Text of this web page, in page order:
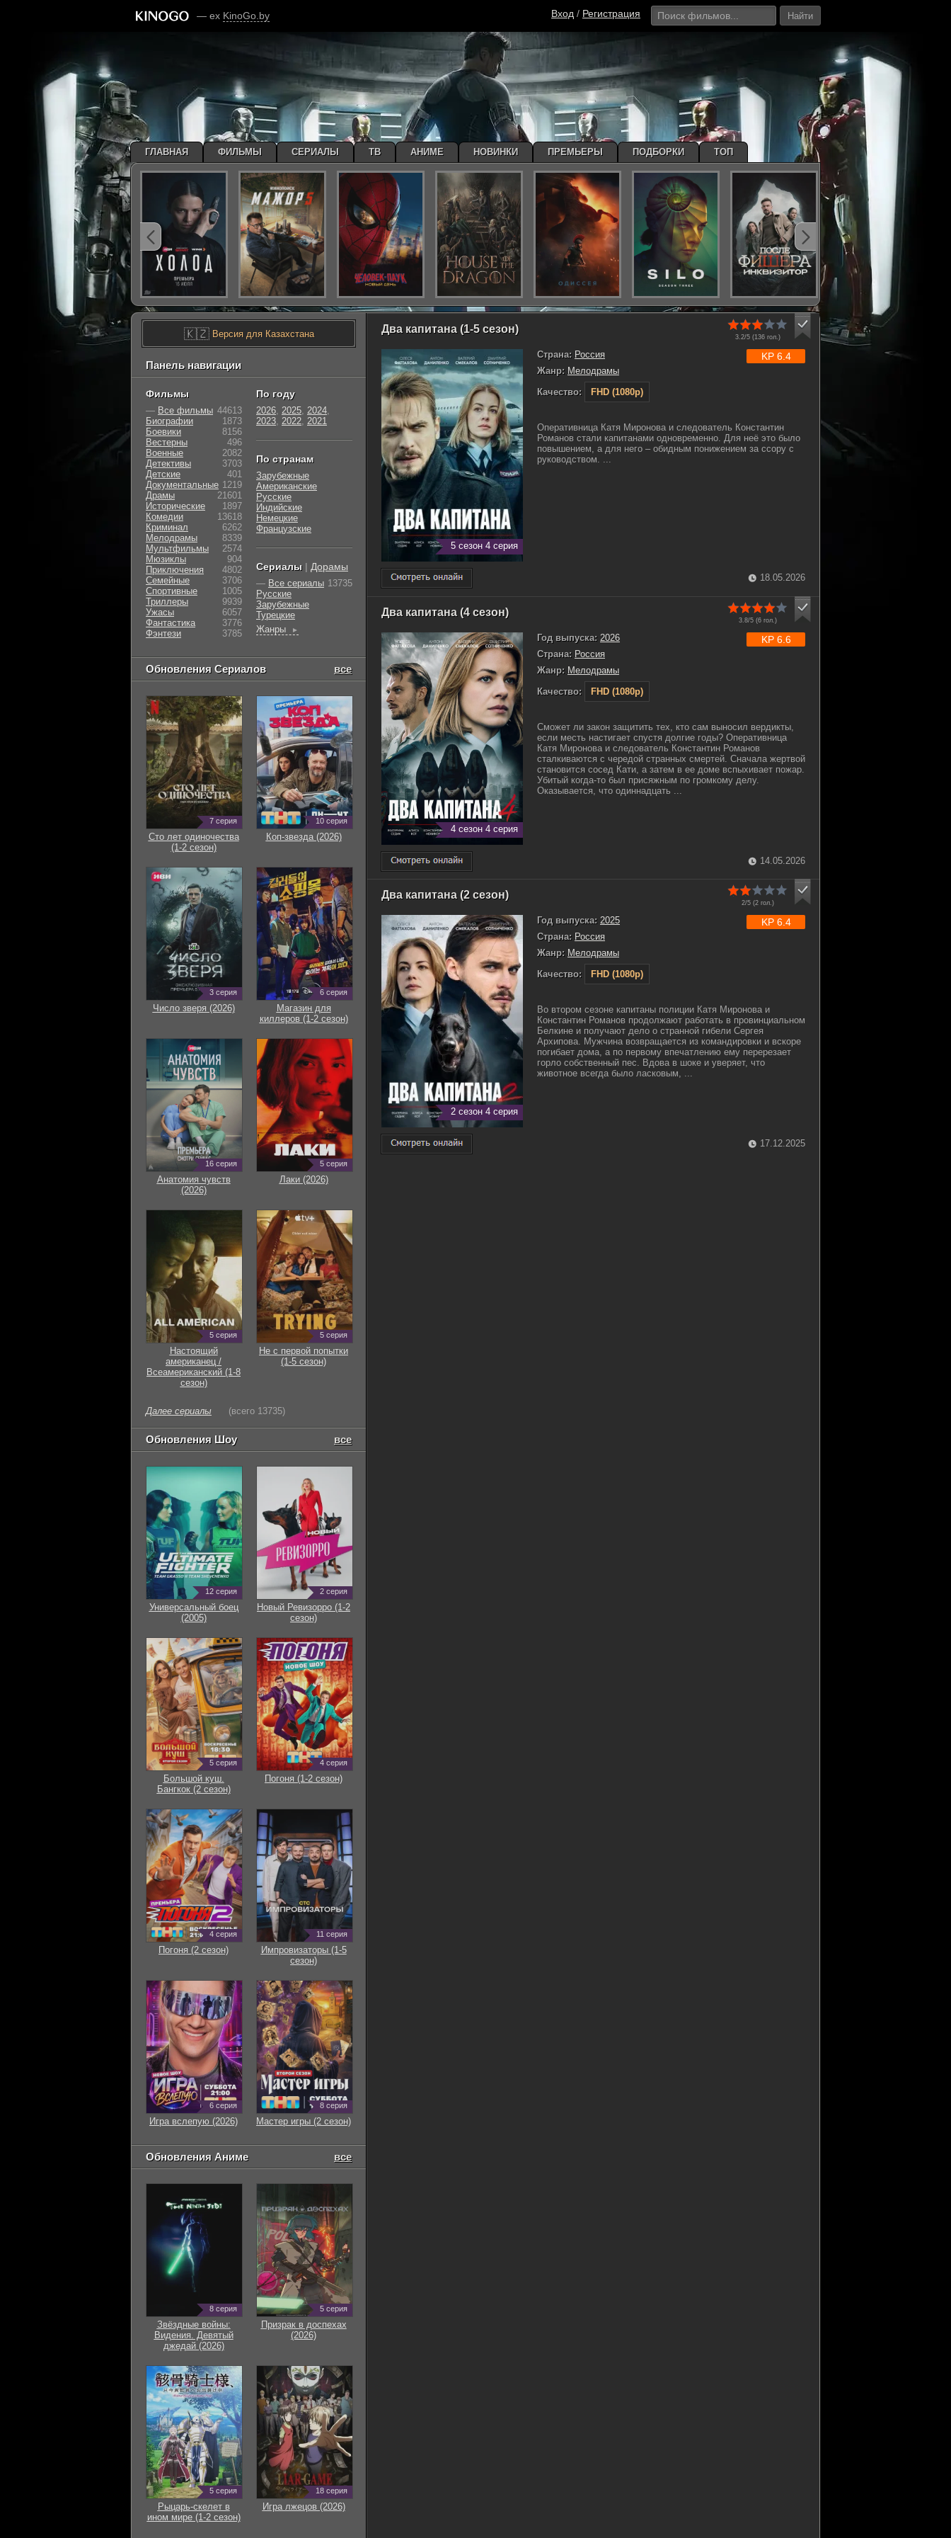
— ex KinoGo.by Вход / Регистрация Найти
Два капитана (1-5 сезон)
3.2/5 (136гол.)
5 сезон 4 серия
Страна: Россия
Жанр: Мелодрамы
Качество:
FHD (1080p)
KP 6.4
Оперативница Катя Миронова и следователь Константин
Романов стали капитанами одновременно. Для неё это было
повышением, а для него – обидным понижением за ссору с
руководством. ...
18.05.2026
Два капитана (4 сезон)
3.8/5 (6гол.)
4 сезон 4 серия
Год выпуска: 2026
Страна: Россия
Жанр: Мелодрамы
Качество:
FHD (1080p)
KP 6.6
Сможет ли закон защитить тех, кто сам выносил вердикты,
если месть настигает спустя долгие годы? Оперативница
Катя Миронова и следователь Константин Романов
сталкиваются с чередой странных смертей. Сначала жертвой
становится сосед Кати, а затем в ее доме вспыхивает пожар.
Убитый когда-то был присяжным по громкому делу.
Оказывается, что одиннадцать ...
14.05.2026
Два капитана (2 сезон)
2/5 (2гол.)
2 сезон 4 серия
Год выпуска: 2025
Страна: Россия
Жанр: Мелодрамы
Качество:
FHD (1080p)
KP 6.4
Во втором сезоне капитаны полиции Катя Миронова и
Константин Романов продолжают работать в провинциальном
Белкине и получают дело о странной гибели Сергея
Архипова. Мужчина возвращается из командировки и вскоре
погибает дома, а по первому впечатлению ему перерезает
горло собственный пес. Вдова в шоке и уверяет, что
животное всегда было ласковым, ...
17.12.2025
🇰🇿Версия для Казахстана
Панель навигации
Фильмы
— Все фильмы 44613
Биографии
1873
Боевики
8156
Вестерны
496
Военные
2082
Детективы
3703
Детские
401
Документальные 1219
Драмы
21601
Исторические
1897
Комедии
13618
Криминал
6262
Мелодрамы
8339
Мультфильмы
2574
Мюзиклы
904
Приключения
4802
Семейные
3706
Cпортивные
1005
Триллеры
9939
Ужасы
6057
Фантастика
3776
Фэнтези
3785
По году
2026, 2025, 2024,
2023, 2022, 2021
По странам
Зарубежные
Американские
Русские
Индийские
Немецкие
Французские
Сериалы | Дорамы
— Все сериалы 13735
Русские
Зарубежные
Турецкие
Жанры
►
Обновления Сериалов все
7 серия
Сто лет одиночества
(1-2 сезон)
10 серия
Коп-звезда (2026)
3 серия
Число зверя (2026)
6 серия
Магазин для
киллеров (1-2 сезон)
16 серия
Анатомия чувств
(2026)
5 серия
Лаки (2026)
5 серия
Настоящий
американец /
Всеамериканский (1-8
сезон)
5 серия
Не с первой попытки
(1-5 сезон)
Далее сериалы (всего 13735)
Обновления Шоу все
12 серия
Универсальный боец
(2005)
2 серия
Новый Ревизорро (1-2
сезон)
5 серия
Большой куш.
Бангкок (2 сезон)
4 серия
Погоня (1-2 сезон)
4 серия
Погоня (2 сезон)
11 серия
Импровизаторы (1-5
сезон)
6 серия
Игра вслепую (2026)
8 серия
Мастер игры (2 сезон)
Обновления Аниме все
8 серия
Звёздные войны:
Видения. Девятый
джедай (2026)
5 серия
Призрак в доспехах
(2026)
5 серия
Рыцарь-скелет в
ином мире (1-2 сезон)
18 серия
Игра лжецов (2026)
ГЛАВНАЯ ФИЛЬМЫ СЕРИАЛЫ ТВ АНИМЕ НОВИНКИ ПРЕМЬЕРЫ ПОДБОРКИ ТОП